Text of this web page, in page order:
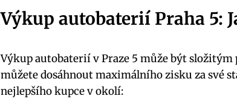
Výkup autobaterií Praha⁤ 5:⁢
Výkup‍ autobaterií v Praze ⁢5 může ‍být
můžete dosáhnout maximálního zisku za své
nejlepšího kupce v okolí: